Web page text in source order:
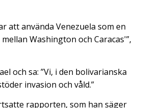
att använda Venezuela som en
Washington och Caracas'”,
och sa: ”Vi, i den bolivarianska
invasion och våld.”
rapporten, som han säger